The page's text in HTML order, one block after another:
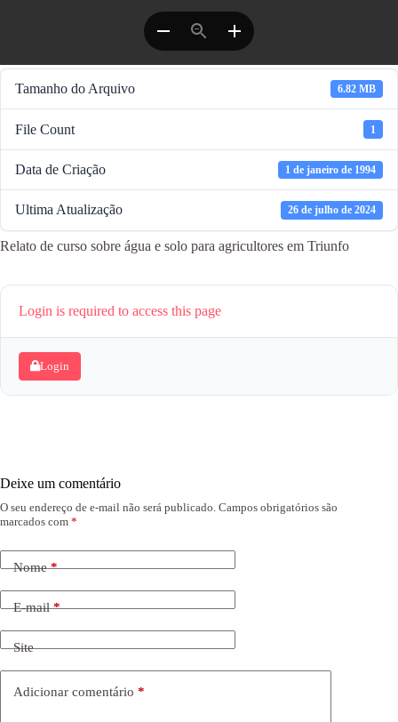
Tamanho do Arquivo 6.82 MB
File Count 1
Data de Criação 1 de janeiro de 1994
Ultima Atualização 26 de julho de 2024
Relato de curso sobre água e solo para agricultores em Triunfo
Login is required to access this page
Login
Deixe um comentário
O seu endereço de e-mail não será publicado. Campos obrigatórios são
marcados com *
Nome*
E-mail*
Site
Adicionar comentário *